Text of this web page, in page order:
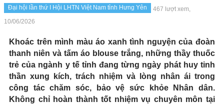
Đại hội lần thứ I Hội LHTN Việt Nam tỉnh Hưng Yên
467 lượt xem,
10/06/2026
Khoác trên mình màu áo xanh tình nguyện của đoàn
thanh niên và tấm áo blouse trắng, những thầy thuốc
trẻ của ngành y tế tỉnh đang từng ngày phát huy tinh
thần xung kích, trách nhiệm và lòng nhân ái trong
công tác chăm sóc, bảo vệ sức khỏe Nhân dân.
Không chỉ hoàn thành tốt nhiệm vụ chuyên môn tại